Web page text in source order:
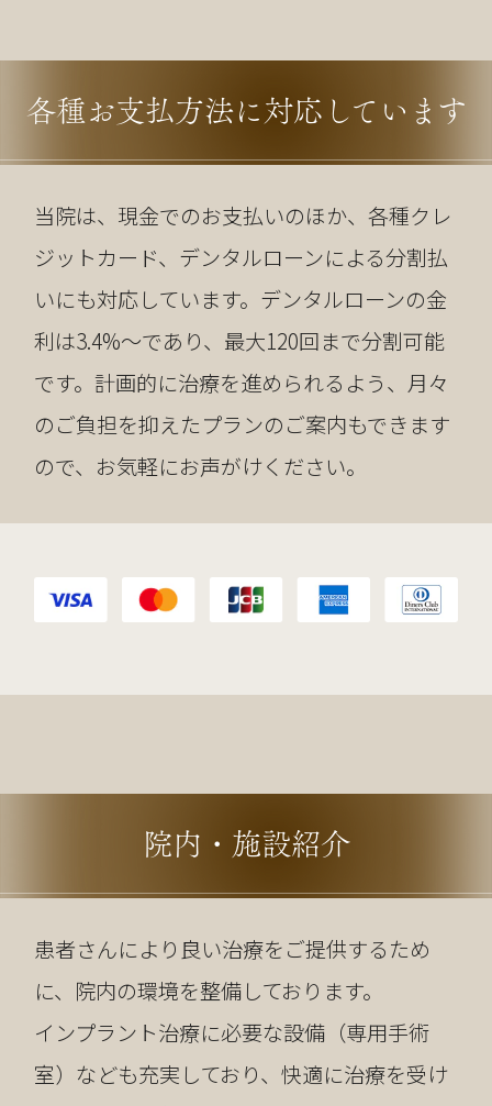
各種お支払方法に対応しています
当院は、現金でのお支払いのほか、各種クレ
ジットカード、デンタルローンによる分割払
いにも対応しています。デンタルローンの金
利は3.4%～であり、最大120回まで分割可能
です。計画的に治療を進められるよう、月々
のご負担を抑えたプランのご案内もできます
ので、お気軽にお声がけください。
院内・施設紹介
患者さんにより良い治療をご提供するため
に、院内の環境を整備しております。
インプラント治療に必要な設備（専用手術
室）なども充実しており、快適に治療を受け